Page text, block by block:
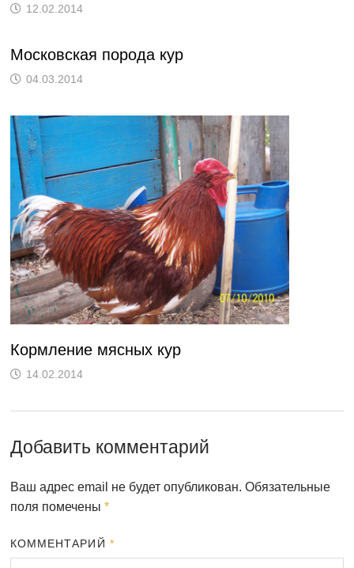
12.02.2014
Московская порода кур
04.03.2014
Кормление мясных кур
14.02.2014
Добавить комментарий
Ваш адрес email не будет опубликован. Обязательные
поля помечены *
КОММЕНТАРИЙ *